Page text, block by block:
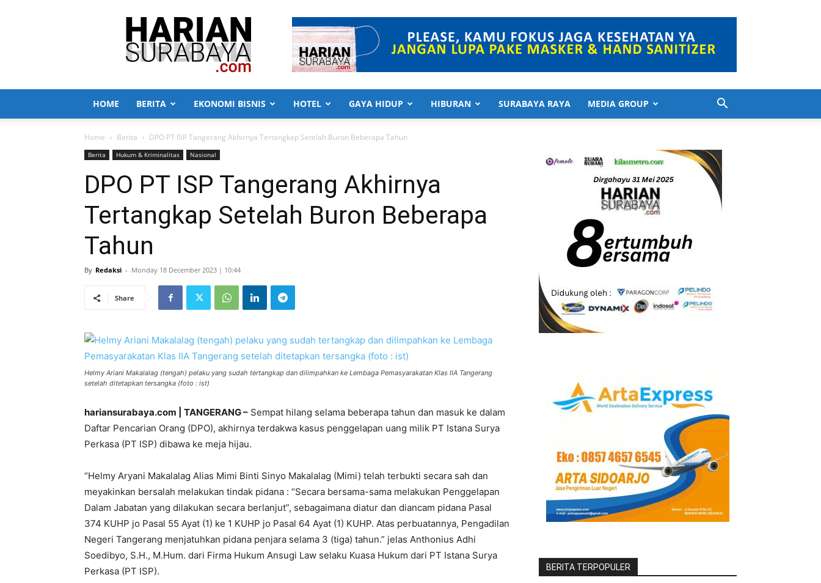
Harian
Surabaya
HOME BERITA EKONOMI BISNIS HOTEL GAYA HIDUP HIBURAN SURABAYA RAYA MEDIA GROUP
Home Berita DPO PT ISP Tangerang Akhirnya Tertangkap Setelah Buron Beberapa Tahun
Berita Hukum & Kriminalitas Nasional
DPO PT ISP Tangerang Akhirnya
Tertangkap Setelah Buron Beberapa
Tahun
By Redaksi - Monday 18 December 2023 | 10:44
Share
Helmy Ariani Makalalag (tengah) pelaku yang sudah tertangkap dan dilimpahkan ke Lembaga Pemasyarakatan Klas IIA Tangerang
setelah ditetapkan tersangka (foto : ist)
hariansurabaya.com | TANGERANG – Sempat hilang selama beberapa tahun dan masuk ke dalam
Daftar Pencarian Orang (DPO), akhirnya terdakwa kasus penggelapan uang milik PT Istana Surya
Perkasa (PT ISP) dibawa ke meja hijau.
“Helmy Aryani Makalalag Alias Mimi Binti Sinyo Makalalag (Mimi) telah terbukti secara sah dan
meyakinkan bersalah melakukan tindak pidana : “Secara bersama-sama melakukan Penggelapan
Dalam Jabatan yang dilakukan secara berlanjut”, sebagaimana diatur dan diancam pidana Pasal
374 KUHP jo Pasal 55 Ayat (1) ke 1 KUHP jo Pasal 64 Ayat (1) KUHP. Atas perbuatannya, Pengadilan
Negeri Tangerang menjatuhkan pidana penjara selama 3 (tiga) tahun.” jelas Anthonius Adhi
Soedibyo, S.H., M.Hum. dari Firma Hukum Ansugi Law selaku Kuasa Hukum dari PT Istana Surya
Perkasa (PT ISP).
BERITA TERPOPULER